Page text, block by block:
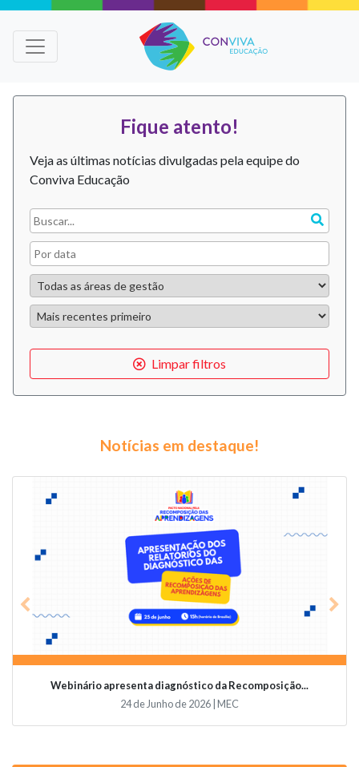
Fique atento!
Veja as últimas notícias divulgadas pela equipe do
Conviva Educação
Limpar filtros
Notícias em destaque!
Videoconferência vai abordar o papel da
19 de Junho de 2026 | Undime
Previous